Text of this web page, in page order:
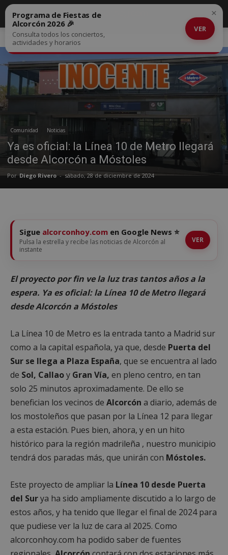
Inicio Comunidad
Comunidad Noticias
Ya es oficial: la Línea 10 de Metro llegará
desde Alcorcón a Móstoles
Por Diego Rivero - sábado, 28 de diciembre de 2024
Programa de Fiestas de
Alcorcón 2026 🎉
Consulta todos los conciertos,
actividades y horarios
VER
×
Sigue alcorconhoy.com en Google News ⭐
Pulsa la estrella y recibe las noticias de Alcorcón al
instante
VER
El proyecto por fin ve la luz tras tantos años a la
espera. Ya es oficial: la Línea 10 de Metro llegará
desde Alcorcón a Móstoles
La Línea 10 de Metro es la entrada tanto a Madrid sur
como a la capital española, ya que, desde Puerta del
Sur se llega a Plaza España, que se encuentra al lado
de Sol, Callaoy Gran Vía, en pleno centro, en tan
solo 25 minutos aproximadamente. De ello se
benefician los vecinos de Alcorcón a diario, además de
los mostoleños que pasan por la Línea 12 para llegar
a esta estación. Pues bien, ahora, y en un hito
histórico para la región madrileña , nuestro municipio
tendrá dos paradas más, que unirán con Móstoles.
Este proyecto de ampliar la Línea 10 desde Puerta
del Surya ha sido ampliamente discutido a lo largo de
estos años, y ha tenido que llegar el final de 2024 para
que pudiese ver la luz de cara al 2025. Como
alcorconhoy.com ha podido saber de fuentes